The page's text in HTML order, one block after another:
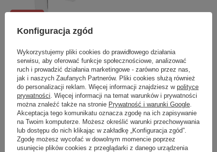
APURE bateria
podtynkowa, chrom połysk
476,00 zł szt.
Najniższa cena produktu w okresie
30 dni przed wprowadzeniem
obniżki:559,99 zł -15%
Polecamy
Konfiguracja zgód
Wykorzystujemy pliki cookies do prawidłowego działania
serwisu, aby oferować funkcje społecznościowe, analizować
ruch i prowadzić działania marketingowe - zarówno przez nas,
jak i naszych Zaufanych Partnerów. Pliki cookies służą również
do personalizacji reklam. Więcej informacji znajdziesz w polityce
prywatności . Więcej informacji na temat warunków i prywatności
można znaleźć także na stronie Prywatność i warunki Google
Akceptacja tego komunikatu oznacza zgodę na ich zapisywanie
na Twoim komputerze. Możesz określić warunki przechowywania
lub dostępu do nich klikając w zakładkę „Konfiguracja zgód”.
Zgodę możesz wycofać w dowolnym momencie poprzez
usunięcie plików cookies z przeglądarki z danego urządzenia